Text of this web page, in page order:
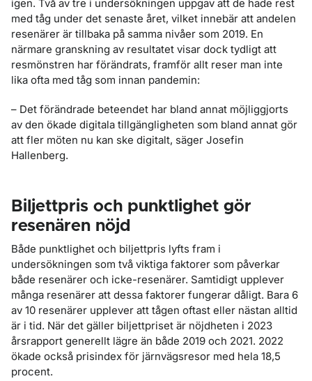
igen. Två av tre i undersökningen uppgav att de hade rest
med tåg under det senaste året, vilket innebär att andelen
resenärer är tillbaka på samma nivåer som 2019. En
närmare granskning av resultatet visar dock tydligt att
resmönstren har förändrats, framför allt reser man inte
lika ofta med tåg som innan pandemin:
– Det förändrade beteendet har bland annat möjliggjorts
av den ökade digitala tillgängligheten som bland annat gör
att fler möten nu kan ske digitalt, säger Josefin
Hallenberg.
Biljettpris och punktlighet gör
resenären nöjd
Både punktlighet och biljettpris lyfts fram i
undersökningen som två viktiga faktorer som påverkar
både resenärer och icke-resenärer. Samtidigt upplever
många resenärer att dessa faktorer fungerar dåligt. Bara 6
av 10 resenärer upplever att tågen oftast eller nästan alltid
är i tid. När det gäller biljettpriset är nöjdheten i 2023
årsrapport generellt lägre än både 2019 och 2021. 2022
ökade också prisindex för järnvägsresor med hela 18,5
procent.